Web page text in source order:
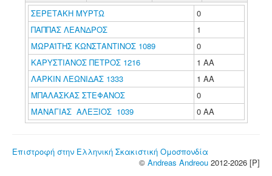
ΣΕΡΕΤΑΚΗ ΜΥΡΤΩ
0
ΠΑΠΠΑΣ ΛΕΑΝΔΡΟΣ
1
ΜΩΡΑΪΤΗΣ ΚΩΝΣΤΑΝΤΙΝΟΣ 1089
0
ΚΑΡΥΣΤΙΑΝΟΣ ΠΕΤΡΟΣ 1216
1 ΑΑ
ΛΑΡΚΙΝ ΛΕΩΝΙΔΑΣ 1333
1 ΑΑ
ΜΠΑΛΑΣΚΑΣ ΣΤΕΦΑΝΟΣ
0
ΜΑΝΑΓΙΑΣ ΑΛΕΞΙΟΣ 1039
0 ΑΑ
Επιστροφή στην Ελληνική Σκακιστική Ομοσπονδία
© Andreas Andreou 2012-2026 [P]